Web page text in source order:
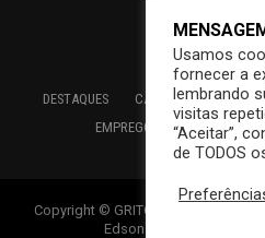
3 anos atrás em
Sol Santandher/ Cesar
Usamos
fornecer a
lembrando
visitas
“Aceitar”,
de TODOS